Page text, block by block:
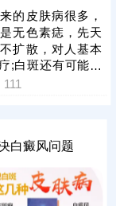
合适的剂量、频
搭配对症药物进
下，提升疗效，
的皮肤病很多，
无色素痣，先天
扩散，对人基本
;白斑还有可能是
近年来的发病率
细。确诊后结合
治疗，避免病情
面影响。
111
白癜风问题